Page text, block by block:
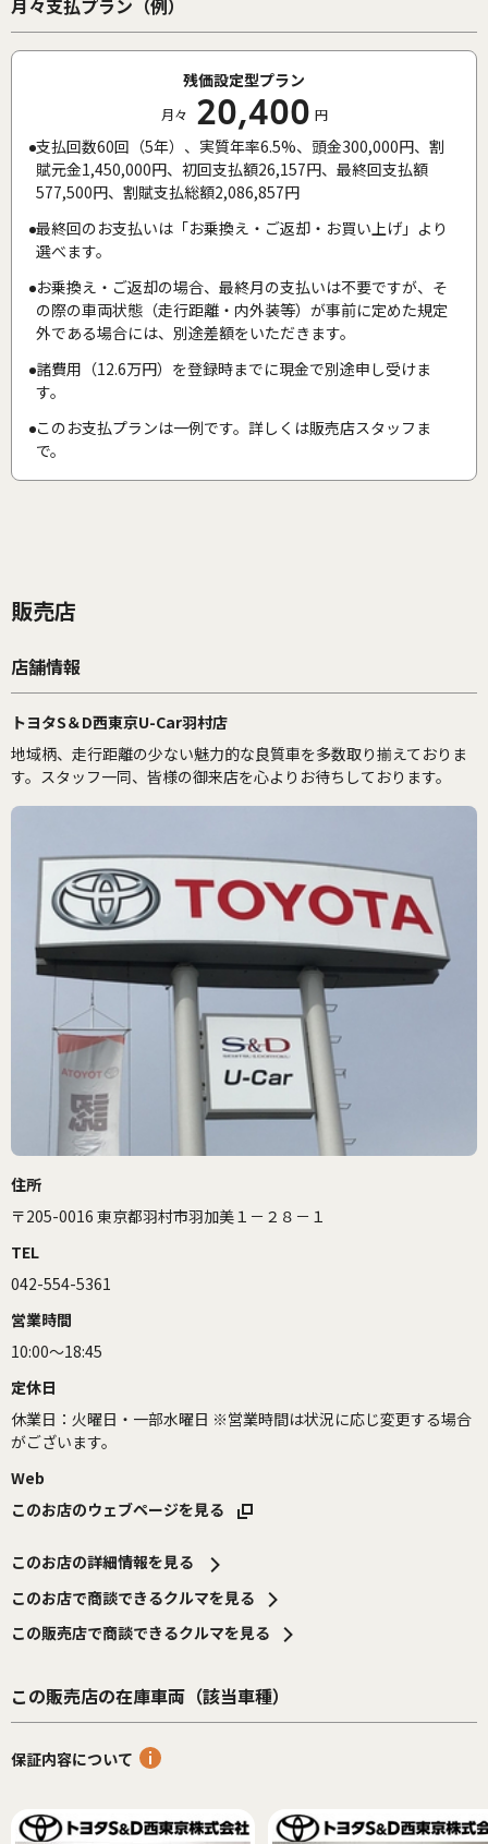
月々支払プラン（例）
残価設定型プラン
月々 20,400 円
支払回数60回（5年）、実質年率6.5%、頭金300,000円、割
賦元金1,450,000円、初回支払額26,157円、最終回支払額
577,500円、割賦支払総額2,086,857円
最終回のお支払いは「お乗換え・ご返却・お買い上げ」より
選べます。
お乗換え・ご返却の場合、最終月の支払いは不要ですが、そ
の際の車両状態（走行距離・内外装等）が事前に定めた規定
外である場合には、別途差額をいただきます。
諸費用（12.6万円）を登録時までに現金で別途申し受けま
す。
このお支払プランは一例です。詳しくは販売店スタッフま
で。
販売店
店舗情報
トヨタS＆D西東京U-Car羽村店
地域柄、走行距離の少ない魅力的な良質車を多数取り揃えておりま
す。スタッフ一同、皆様の御来店を心よりお待ちしております。
住所
〒205-0016 東京都羽村市羽加美１－２８－１
TEL
042-554-5361
営業時間
10:00～18:45
定休日
休業日：火曜日・一部水曜日 ※営業時間は状況に応じ変更する場合
がございます。
Web
このお店のウェブページを見る
このお店の詳細情報を見る
このお店で商談できるクルマを見る
この販売店で商談できるクルマを見る
この販売店の在庫車両（該当車種）
保証内容について